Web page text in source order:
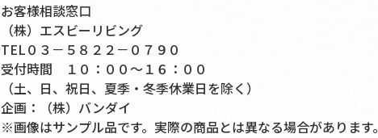
お客様相談窓口
（株）エスビーリビング
TEL０３－５８２２－０７９０
受付時間 １０：００～１６：００
（土、日、祝日、夏季・冬季休業日を除く）
企画：（株）バンダイ
※画像はサンプル品です。実際の商品とは異なる場合があります。